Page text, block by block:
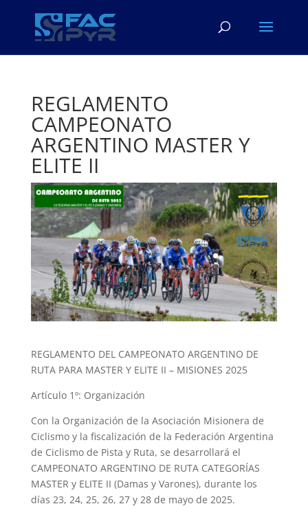
REGLAMENTO
CAMPEONATO
ARGENTINO MASTER Y
ELITE II
REGLAMENTO DEL CAMPEONATO ARGENTINO DE
RUTA PARA MASTER Y ELITE II – MISIONES 2025
Artículo 1º: Organización
Con la Organización de la Asociación Misionera de
Ciclismo y la fiscalización de la Federación Argentina
de Ciclismo de Pista y Ruta, se desarrollará el
CAMPEONATO ARGENTINO DE RUTA CATEGORÍAS
MASTER y ELITE II (Damas y Varones), durante los
días 23, 24, 25, 26, 27 y 28 de mayo de 2025.